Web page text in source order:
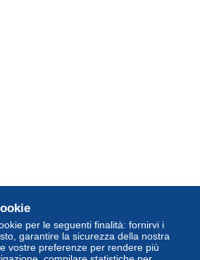
per le seguenti finalità: fornirvi i
garantire la sicurezza della nostra
vostre preferenze per rendere più